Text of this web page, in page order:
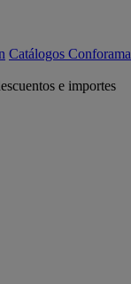
Catálogos Conforama
e importes